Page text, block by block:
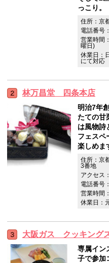
っこり。
住所：京
電話番号
営業時間
曜日)
休業日：
にて対応
林万昌堂 四条本店
明治7年
たての甘
は風物詩
フェスペ
楽しめま
住所：京
3番地
アクセス
電話番号
営業時間
休業日：
大阪ガス クッキング
専属イン
子で参加